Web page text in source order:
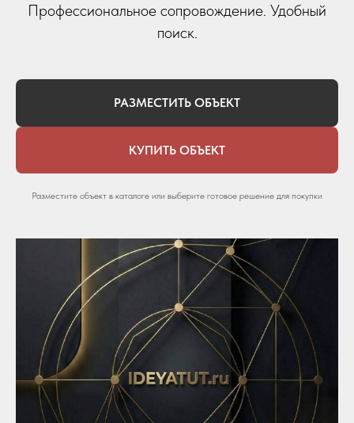
Профессиональное сопровождение. Удобный
поиск.
РАЗМЕСТИТЬ ОБЪЕКТ
КУПИТЬ ОБЪЕКТ
Разместите объект в каталоге или выберите готовое решение для покупки